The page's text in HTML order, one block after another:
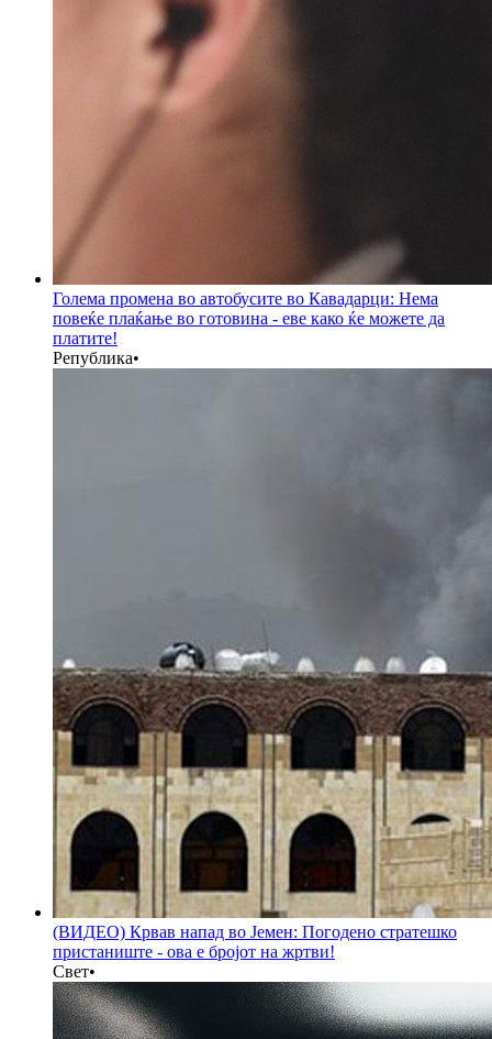
Голема промена во автобусите во Кавадарци: Нема
повеќе плаќање во готовина - еве како ќе можете да
платите!
Република•
(ВИДЕО) Крвав напад во Јемен: Погодено стратешко
пристаниште - ова е бројот на жртви!
Свет•